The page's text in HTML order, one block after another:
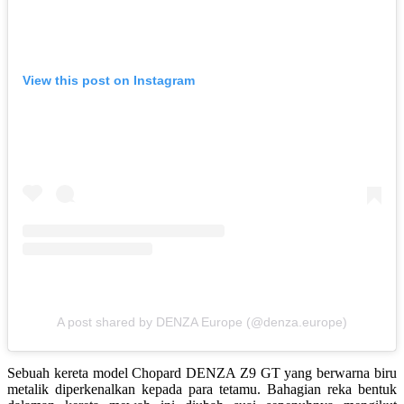
View this post on Instagram
A post shared by DENZA Europe (@denza.europe)
Sebuah kereta model Chopard DENZA Z9 GT yang berwarna biru
metalik diperkenalkan kepada para tetamu. Bahagian reka bentuk